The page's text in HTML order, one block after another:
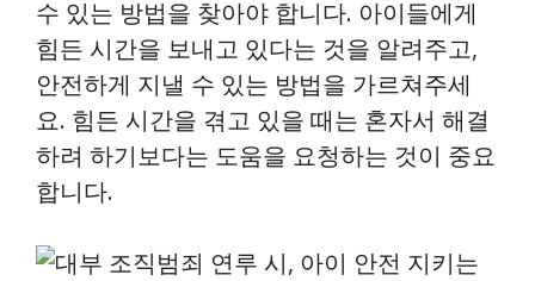
수 있는 방법을 찾아야 합니다. 아이들에게
힘든 시간을 보내고 있다는 것을 알려주고,
안전하게 지낼 수 있는 방법을 가르쳐주세
요. 힘든 시간을 겪고 있을 때는 혼자서 해결
하려 하기보다는 도움을 요청하는 것이 중요
합니다.